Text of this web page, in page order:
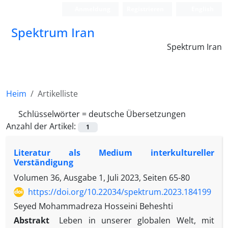
Spektrum Iran
Spektrum Iran
Heim
Artikelliste
Schlüsselwörter = deutsche Übersetzungen
Anzahl der Artikel:
1
Literatur als Medium interkultureller
Verständigung
Volumen 36, Ausgabe 1, Juli 2023, Seiten 65-80
https://doi.org/10.22034/spektrum.2023.184199
Seyed Mohammadreza Hosseini Beheshti
Abstrakt
Leben in unserer globalen Welt, mit